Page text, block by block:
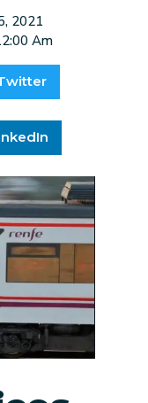
2021
Am